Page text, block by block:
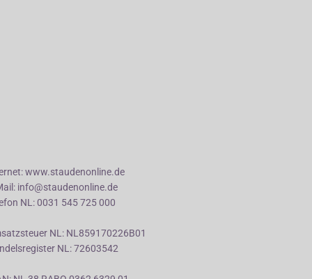
www.staudenonline.de
info@staudenonline.de
NL: 0031 545 725 000
NL: NL859170226B01
NL: 72603542